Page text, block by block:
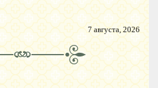
7 августа, 2026